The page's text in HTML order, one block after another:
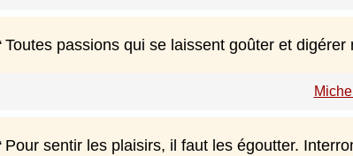
Toutes passions qui se laissent goûter et digérer
Pour sentir les plaisirs, il faut les égoutter.